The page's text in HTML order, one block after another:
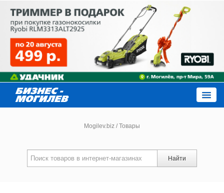
Новости компаний
Mogilev.biz /Товары
Найти